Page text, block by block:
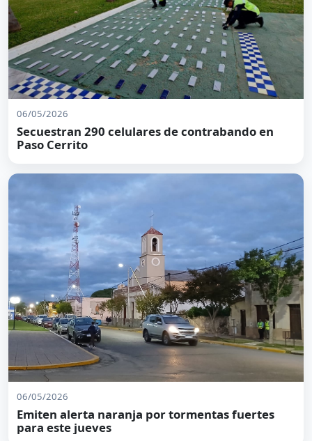
06/05/2026
Emiten alerta naranja por tormentas fuertes
para este jueves
06/05/2026
Secuestran 290 celulares de contrabando en
Paso Cerrito